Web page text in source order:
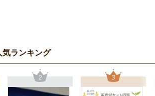
気ランキング